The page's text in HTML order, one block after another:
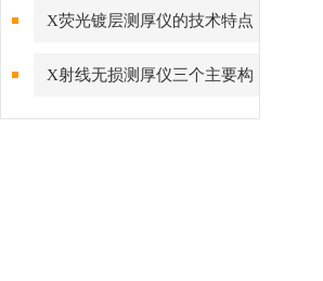
怎样的
X荧光镀层测厚仪的技术特点
解读
X射线无损测厚仪三个主要构
成部件的作用